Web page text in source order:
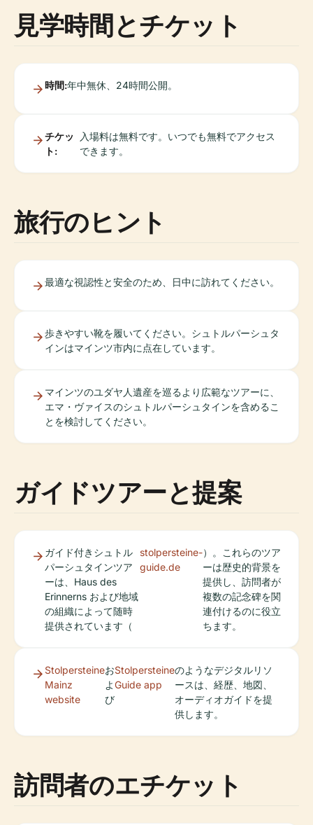
見学時間とチケット
時間:年中無休、24時間公開。
チケッ
ト:
入場料は無料です。いつでも無料でアクセス
できます。
旅行のヒント
最適な視認性と安全のため、日中に訪れてください。
歩きやすい靴を履いてください。シュトルパーシュタ
インはマインツ市内に点在しています。
マインツのユダヤ人遺産を巡るより広範なツアーに、
エマ・ヴァイスのシュトルパーシュタインを含めるこ
とを検討してください。
ガイドツアーと提案
ガイド付きシュトル
パーシュタインツア
ーは、Haus des
Erinnerns および地域
の組織によって随時
提供されています（
stolpersteine-
guide.de
）。これらのツア
ーは歴史的背景を
提供し、訪問者が
複数の記念碑を関
連付けるのに役立
ちます。
Stolpersteine
Mainz
website
お
よ
び
Stolpersteine
Guide app
のようなデジタルリソ
ースは、経歴、地図、
オーディオガイドを提
供します。
訪問者のエチケット